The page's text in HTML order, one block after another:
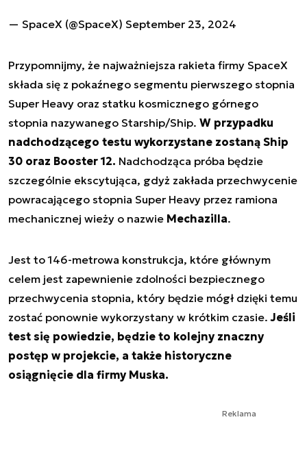
— SpaceX (@SpaceX) September 23, 2024
Przypomnijmy, że najważniejsza rakieta firmy SpaceX
składa się z pokaźnego segmentu pierwszego stopnia
Super Heavy oraz statku kosmicznego górnego
stopnia nazywanego Starship/Ship. W przypadku
nadchodzącego testu wykorzystane zostaną Ship
30 oraz Booster 12. Nadchodząca próba będzie
szczególnie ekscytująca, gdyż zakłada przechwycenie
powracającego stopnia Super Heavy przez ramiona
mechanicznej wieży o nazwie Mechazilla.
Jest to 146-metrowa konstrukcja, które głównym
celem jest zapewnienie zdolności bezpiecznego
przechwycenia stopnia, który będzie mógł dzięki temu
zostać ponownie wykorzystany w krótkim czasie.Jeśli
test się powiedzie, będzie to kolejny znaczny
postęp w projekcie, a także historyczne
osiągnięcie dla firmy Muska.
Reklama